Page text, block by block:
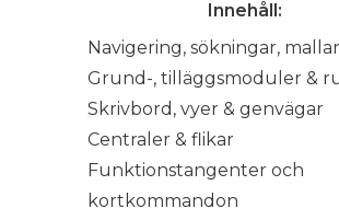
Innehåll:
Navigering, sökningar,
Grund-, tilläggsmoduler &
Skrivbord, vyer & genvägar
Centraler & flikar
Funktionstangenter och
kortkommandon